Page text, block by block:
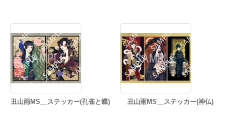
丑山雨MS__ステッカー(孔雀と蝶) 丑山雨MS__ステッカー(神仏)